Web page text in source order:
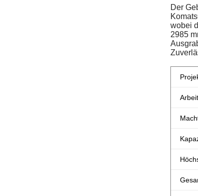
Der
wobei
2985